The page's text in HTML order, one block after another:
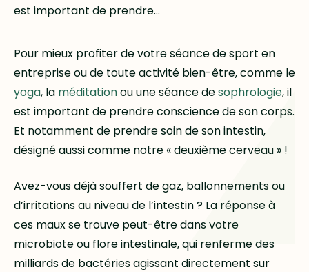
est important de prendre…
Pour mieux profiter de votre séance de sport en
entreprise ou de toute activité bien-être, comme le
yoga, la méditationou une séance desophrologie, il
est important de prendre conscience de son corps.
Et notamment de prendre soin de son intestin,
désigné aussi comme notre « deuxième cerveau » !
Avez-vous déjà souffert de gaz, ballonnements ou
d’irritations au niveau de l’intestin ? La réponse à
ces maux se trouve peut-être dans votre
microbiote ou flore intestinale, qui renferme des
milliards de bactéries agissant directement sur